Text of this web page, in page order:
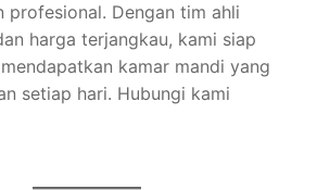
profesional. Dengan tim ahli
harga terjangkau, kami siap
kamar mandi yang
setiap hari. Hubungi kami